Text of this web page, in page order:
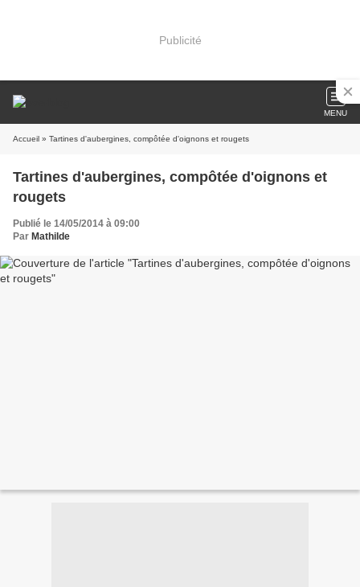
Publicité
MENU
Accueil » Tartines d'aubergines, compôtée d'oignons et rougets
Tartines d'aubergines, compôtée d'oignons et
rougets
Publié le 14/05/2014 à 09:00
Par Mathilde